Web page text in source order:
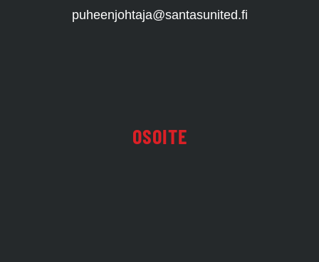
puheenjohtaja@santasunited.fi
OSOITE